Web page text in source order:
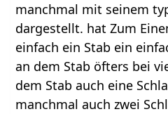
manchmal mit seinem
dargestellt. hat Zum
einfach ein Stab ein
an dem Stab öfters bei
dem Stab auch eine
manchmal auch zwei